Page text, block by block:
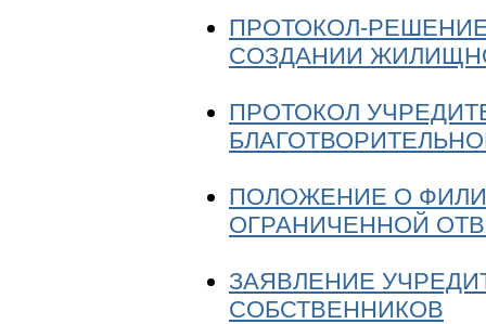
ПРОТОКОЛ-
СОЗДАНИИ
ПРОТОКОЛ
ПОЛОЖЕНИЕ О
ОГРАНИЧЕННОЙ
ЗАЯВЛЕНИЕ
СОБСТВЕННИКОВ